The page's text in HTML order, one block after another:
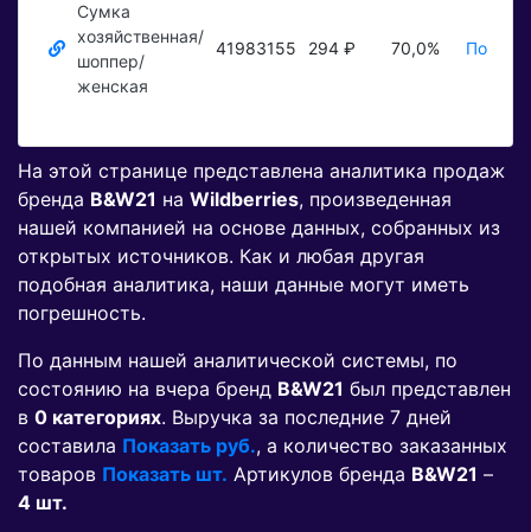
Сумка
хозяйственная/
шоппер/
женская
41983155 294 ₽ 70,0%
На этой странице представлена аналитика продаж
бренда B&W21 на Wildberries, произведенная
нашей компанией на основе данных, собранных из
открытых источников. Как и любая другая
подобная аналитика, наши данные могут иметь
погрешность.
По данным нашей аналитической системы, по
состоянию на вчера бренд B&W21 был представлен
в 0 категориях. Выручка за последние 7 дней
составила Показать руб., а количество заказанных
товаров Показать шт. Артикулов бренда B&W21 –
4 шт.